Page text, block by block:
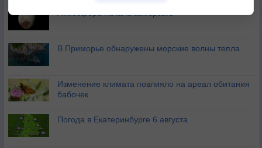
Атмосфера начала замерзать
В Приморье обнаружены морские волны тепла
Изменение климата повлияло на ареал обитания
бабочек
Погода в Екатеринбурге 6 августа